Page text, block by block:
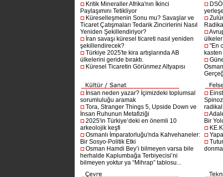
Kritik Mineraller Afrika'nın İkinci
Paylaşımını Tetikliyor
Küreselleşmenin Sonu mu? Savaşlar ve
Ticaret Çatışmaları Tedarik Zincirlerini Nasıl
Yeniden Şekillendiriyor?
İran savaşı küresel ticareti nasıl yeniden
şekillendirecek?
Türkiye 2025'te kira artışlarında AB
ülkelerini geride bıraktı.
Küresel Ticaretin Görünmez Altyapısı
"En
İnsan neden yazar? İçimizdeki toplumsal
sorumluluğu aramak
Tora, Stranger Things 5, Upside Down ve
İnsan Ruhunun Metafiziği
2025'in Türkiye’deki en önemli 10
arkeolojik keşfi
Osmanlı İmparatorluğu'nda Kahvehaneler:
Bir Sosyo-Politik Etki
Osman Hamdi Bey’i bilmeyen varsa bile
herhalde Kaplumbağa Terbiyecisi’ni
bilmeyen yoktur ya “Mihrap” tablosu...
Bir